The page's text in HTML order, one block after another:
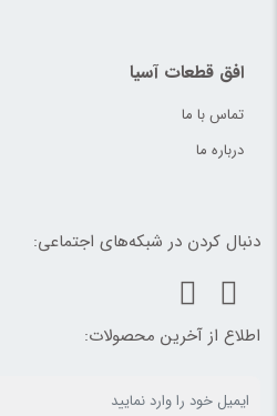
افق قطعات آسیا
تماس با ما
درباره ما
دنبال کردن در شبکه‌های اجتماعی:
اطلاع از آخرین محصولات: